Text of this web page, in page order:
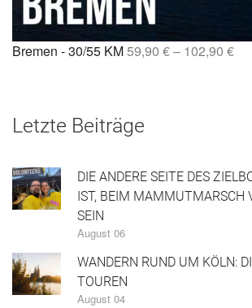
Bremen - 30/55 KM59,90 €– 102,90 €
Letzte Beiträge
DIE ANDERE SEITE DES
IST, BEIM MAMMUTMARSCH
SEIN
August 06
WANDERN RUND UM KÖLN:
TOUREN
August 04